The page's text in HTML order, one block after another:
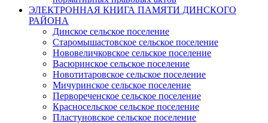
ЭЛЕКТРОННАЯ КНИГА ПАМЯТИ ДИНСКОГО
РАЙОНА
Динское сельское поселение
Старомышастовское сельское поселение
Нововеличковское сельское поселение
Васюринское сельское поселение
Новотитаровское сельское поселение
Мичуринское сельское поселение
Первореченское сельское поселение
Красносельское сельское поселение
Пластуновское сельское поселение